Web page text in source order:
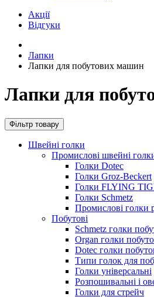
Акції
Відгуки
Лапки
Лапки для побутових машин
Лапки для
Фільтр товару
Швейні голки
Промислові швейні
Голки Dotec
Голки Groz-Beckert
Голки FLYING
Голки Schmetz
Промислові голки
Побутові
Schmetz голки
Organ голки
Dotec голки
Типи голок для
Голки універсальні
Розпошивальні і
Голки для стрейч